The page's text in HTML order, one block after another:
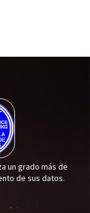
un grado más de
de sus datos.